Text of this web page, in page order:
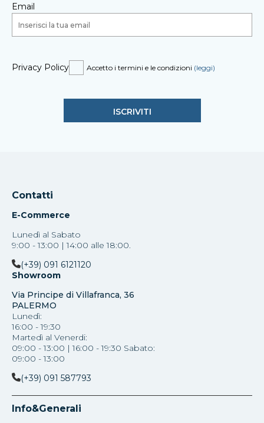
Email
Privacy Policy Accetto i termini e le condizioni (leggi)
Contatti
E-Commerce
Lunedì al Sabato
9:00 - 13:00 | 14:00 alle 18:00.
(+39) 091 6121120
Showroom
Via Principe di Villafranca, 36
PALERMO
Lunedì:
16:00 - 19:30
Martedì al Venerdi:
09:00 - 13:00 | 16:00 - 19:30 Sabato:
09:00 - 13:00
(+39) 091 587793
Info&Generali